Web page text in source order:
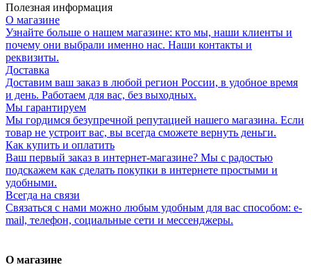
Полезная информация
О магазине
Узнайте больше о нашем магазине: кто мы, наши клиенты и
почему они выбрали именно нас. Наши контакты и
реквизиты.
Доставка
Доставим ваш заказ в любой регион России, в удобное время
и день. Работаем для вас, без выходных.
Мы гарантируем
Мы гордимся безупречной репутацией нашего магазина. Если
товар не устроит вас, вы всегда сможете вернуть деньги.
Как купить и оплатить
Ваш первый заказ в интернет-магазине? Мы с радостью
подскажем как сделать покупки в интернете простыми и
удобными.
Всегда на связи
Связаться с нами можно любым удобным для вас способом: e-
mail, телефон, социальные сети и мессенджеры.
О магазине